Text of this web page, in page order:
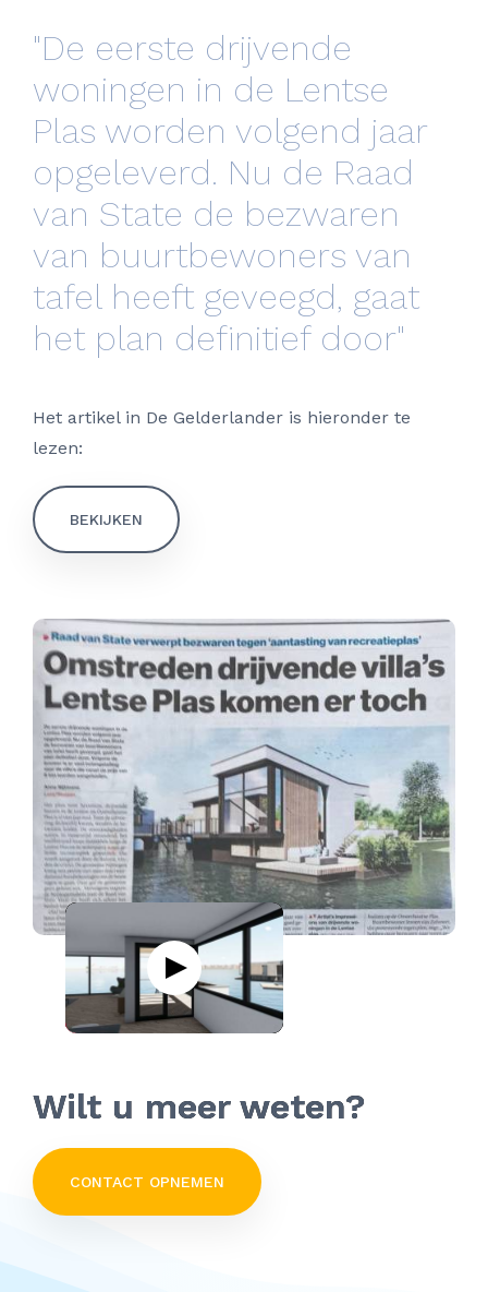
"De eerste drijvende
woningen in de Lentse
Plas worden volgend jaar
opgeleverd. Nu de Raad
van State de bezwaren
van buurtbewoners van
tafel heeft geveegd, gaat
het plan definitief door"
Het artikel in De Gelderlander is hieronder te
lezen:
BEKIJKEN
Wilt u meer weten?
CONTACT OPNEMEN